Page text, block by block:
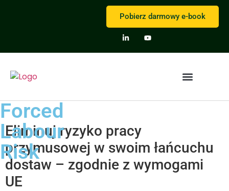
Pobierz darmowy e-book
Forced
Labour
Risk
Eliminuj ryzyko pracy
przymusowej w swoim łańcuchu
dostaw – zgodnie z wymogami
UE